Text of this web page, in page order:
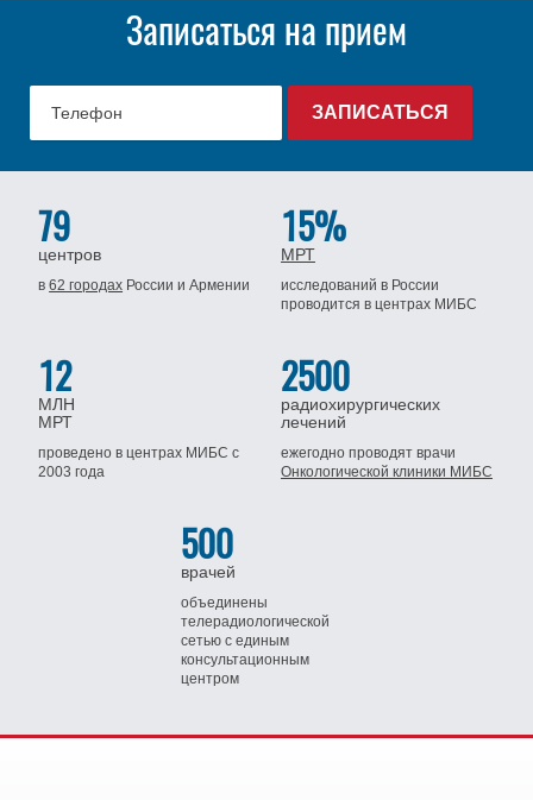
Записаться на прием
79
центров
в62 городах Россиии Армении
15%
МРТ
исследований в России
проводится в центрах МИБС
12
МЛН
МРТ
проведено в центрах МИБСс
2003 года
2500
радиохирургических
лечений
ежегодно проводят врачи
Онкологической клиники МИБС
500
врачей
объединены
телерадиологической
сетью с единым
консультационным
центром